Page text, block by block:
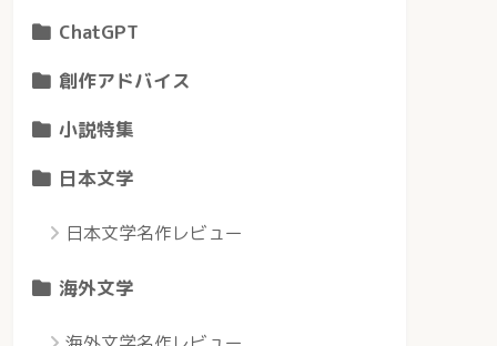
ChatGPT
創作アドバイス
小説特集
日本文学
日本文学名作レビュー
海外文学